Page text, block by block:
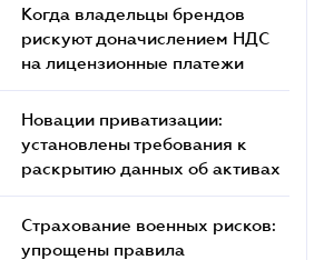
Когда владельцы брендов
рискуют доначислением НДС
на лицензионные платежи
Новации приватизации:
установлены требования к
раскрытию данных об активах
Страхование военных рисков:
упрощены правила